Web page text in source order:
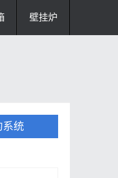
壁挂炉
系统